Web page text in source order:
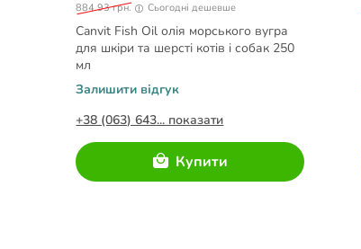
884.93 грн. Сьогодні дешевше
Canvit Fish Oil олія морського вугра
для шкіри та шерсті котiв i собак 250
мл
Залишити відгук
+38 (063) 643... показати
Купити